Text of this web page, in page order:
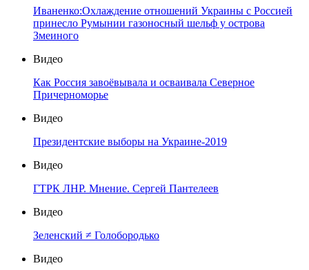
Иваненко:Охлаждение отношений Украины с Россией
принесло Румынии газоносный шельф у острова
Змеиного
Видео
Как Россия завоёвывала и осваивала Северное
Причерноморье
Видео
Президентские выборы на Украине-2019
Видео
ГТРК ЛНР. Мнение. Сергей Пантелеев
Видео
Зеленский ≠ Голобородько
Видео